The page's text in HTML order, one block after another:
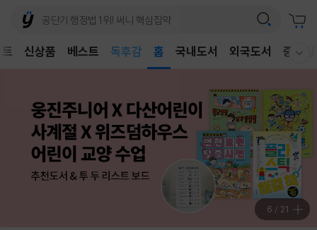
신상품 베스트
어린이
어린이
홈 국내도서 외국도서 중고샵
7 / 21